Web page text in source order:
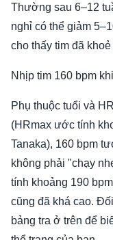
Thường sau 6–12
nghỉ có thể giảm
cho thấy tim đã
Nhịp tim 160 bpm
Phụ thuộc tuổi và
(HRmax ước tính
Tanaka), 160 bpm
không phải "chạy
tính khoảng 190
cũng đã khá cao.
bảng tra ở trên để